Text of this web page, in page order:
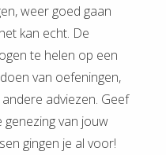
weer goed gaan
kan echt. De
te helen op een
van oefeningen,
adviezen. Geef
genezing van jouw
gingen je al voor!